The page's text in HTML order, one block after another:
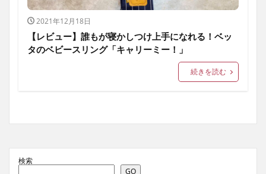
2021年12月18日
【レビュー】誰もが寝かしつけ上手になれる！ベッ
タのベビースリング「キャリーミー！」
続きを読む
検索
GO